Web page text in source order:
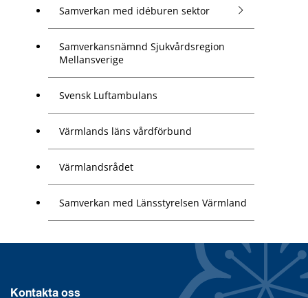
Samverkan med idéburen sektor
Samverkansnämnd Sjukvårdsregion
Mellansverige
Svensk Luftambulans
Värmlands läns vårdförbund
Värmlandsrådet
Samverkan med Länsstyrelsen Värmland
Kontakta oss